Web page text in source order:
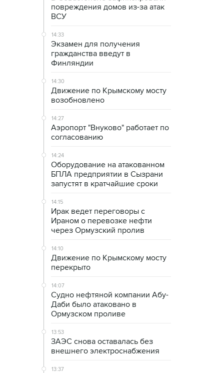
повреждения домов из-за атак
ВСУ
14:33
Экзамен для получения
гражданства введут в
Финляндии
14:30
Движение по Крымскому мосту
возобновлено
14:27
Аэропорт "Внуково" работает по
согласованию
14:24
Оборудование на атакованном
БПЛА предприятии в Сызрани
запустят в кратчайшие сроки
14:15
Ирак ведет переговоры с
Ираном о перевозке нефти
через Ормузский пролив
14:10
Движение по Крымскому мосту
перекрыто
14:07
Судно нефтяной компании Абу-
Даби было атаковано в
Ормузском проливе
13:53
ЗАЭС снова оставалась без
внешнего электроснабжения
13:37